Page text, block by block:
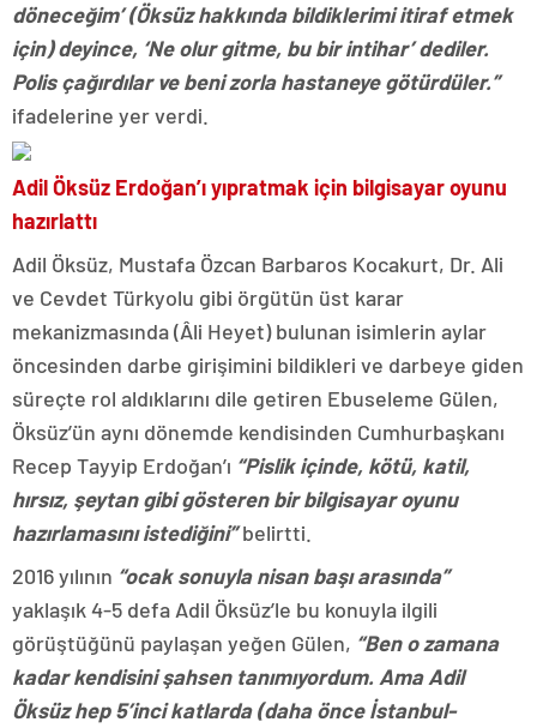
döneceğim’ (Öksüz hakkında bildiklerimi itiraf etmek
için) deyince, ‘Ne olur gitme, bu bir intihar’ dediler.
Polis çağırdılar ve beni zorla hastaneye götürdüler.”
ifadelerine yer verdi.
Adil Öksüz Erdoğan’ı yıpratmak için bilgisayar oyunu
hazırlattı
Adil Öksüz, Mustafa Özcan Barbaros Kocakurt, Dr. Ali
ve Cevdet Türkyolu gibi örgütün üst karar
mekanizmasında (Âli Heyet) bulunan isimlerin aylar
öncesinden darbe girişimini bildikleri ve darbeye giden
süreçte rol aldıklarını dile getiren Ebuseleme Gülen,
Öksüz’ün aynı dönemde kendisinden Cumhurbaşkanı
Recep Tayyip Erdoğan’ı “Pislik içinde, kötü, katil,
hırsız, şeytan gibi gösteren bir bilgisayar oyunu
hazırlamasını istediğini”belirtti.
2016 yılının “ocak sonuyla nisan başı arasında”
yaklaşık 4-5 defa Adil Öksüz’le bu konuyla ilgili
görüştüğünü paylaşan yeğen Gülen, “Ben o zamana
kadar kendisini şahsen tanımıyordum. Ama Adil
Öksüz hep 5’inci katlarda (daha önce İstanbul-